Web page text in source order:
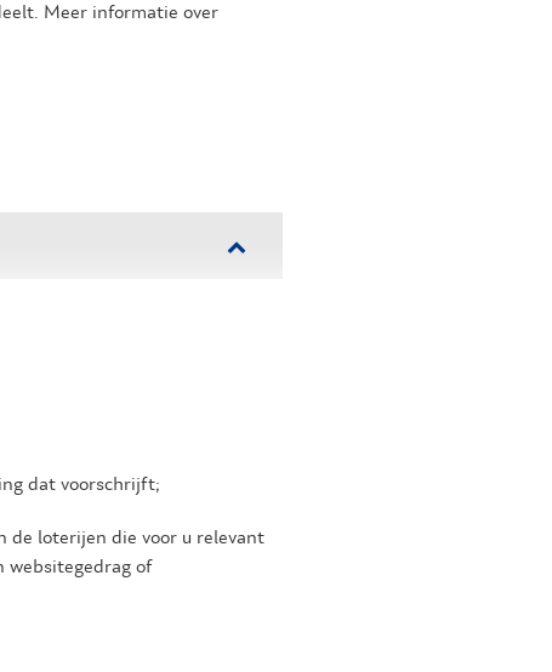
Meer informatie over
dat voorschrijft;
de loterijen die voor u relevant
websitegedrag of